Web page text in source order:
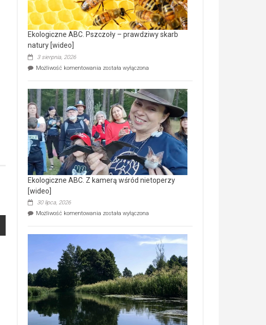
na
modernizację
oczyszczalni
ścieków
[wideo]
Ekologiczne ABC. Pszczoły – prawdziwy skarb
natury [wideo]
3 sierpnia, 2026
Możliwość komentowania Ekologiczne
–
prawdziwy
skarb
natury
[wideo]
została wyłączona
Ekologiczne ABC. Z kamerą wśród nietoperzy
[wideo]
30 lipca, 2026
Możliwość komentowania Ekologiczne
wśród
nietoperzy
[wideo]
została wyłączona